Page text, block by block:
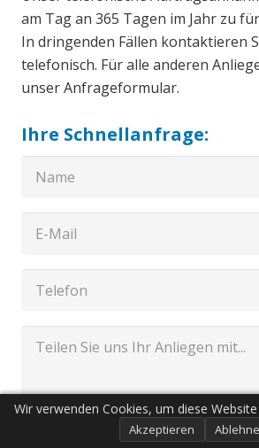
am Tag an 365 Tagen im Jahr zu für Sie zu erreichen.
In dringenden Fällen kontaktieren Sie
telefonisch. Für alle anderen
unser Anfrageformular.
Ihre Schnellanfrage:
Wir verwenden Cookies, um diese
Akzeptieren